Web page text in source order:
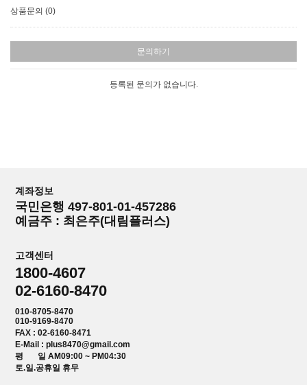
상품문의 (0)
문의하기
등록된 문의가 없습니다.
계좌정보
국민은행 497-801-01-457286
예금주 : 최은주(대림플러스)
고객센터
1800-4607
02-6160-8470
010-8705-8470
010-9169-8470
FAX : 02-6160-8471
E-Mail : plus8470@gmail.com
평 일 AM09:00 ~ PM04:30
토.일.공휴일 휴무